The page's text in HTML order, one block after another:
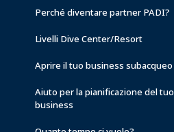
Perché diventare partner PADI?
Livelli Dive Center/Resort
Aprire il tuo business subacqueo
Aiuto per la pianificazione del tuo
business